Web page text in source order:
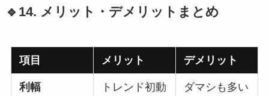
🔹14. メリット・デメリットまとめ
項目 メリット デメリット
利幅
トレンド初動
ダマシも多い